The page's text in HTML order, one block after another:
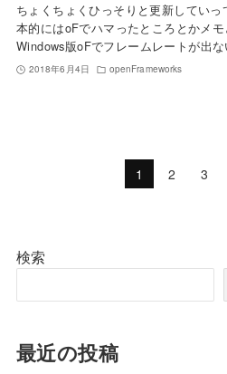
ちょくちょくひっそりと更新してい
本的にはoFでハマったところとかメモ
Windows版oFでフレームレートが出
2018年6月4日 openFrameworks
1 2 3
検索
最近の投稿